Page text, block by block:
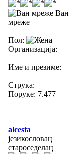
Ван
мреже
Пол:
Организација:
Име и презиме:
Струка:
Поруке: 7.477
alcesta
језикословац
староседелац